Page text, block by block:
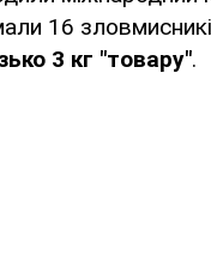
16
3 кг "товару".